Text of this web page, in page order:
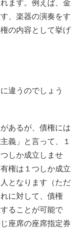
、楽器の演奏をす
の内容として挙げ
違うのでしょう
あるが、債権には
義」と言って、１
しか成立しませ
権は１つしか成立
となります（ただ
に対して、債権
ることが可能で
座席の座席指定券